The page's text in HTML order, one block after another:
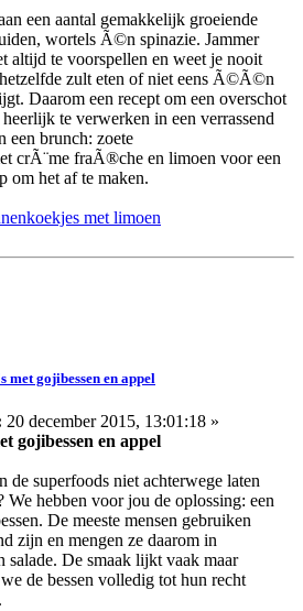
een aantal gemakkelijk groeiende
wortels Ã©n spinazie. Jammer
altijd te voorspellen en weet je nooit
zult eten of niet eens Ã©Ã©n
Daarom een recept om een overschot
te verwerken in een verrassend
een brunch: zoete
crÃ¨me fraÃ®che en limoen voor een
om het af te maken.
met limoen
gojibessen en appel
20 december 2015, 13:01:18 »
gojibessen en appel
de superfoods niet achterwege laten
We hebben voor jou de oplossing: een
De meeste mensen gebruiken
zijn en mengen ze daarom in
salade. De smaak lijkt vaak maar
de bessen volledig tot hun recht